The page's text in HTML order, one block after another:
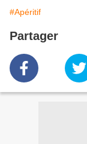
#Apéritif
Partager